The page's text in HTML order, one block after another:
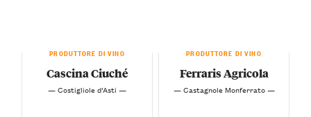
PRODUTTORE DI VINO
Cascina Ciuché
— Costigliole d’Asti —
PRODUTTORE DI VINO
Ferraris Agricola
— Castagnole Monferrato —